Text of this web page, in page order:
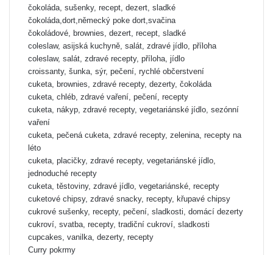
čokoláda, sušenky, recept, dezert, sladké
čokoláda,dort,německý poke dort,svačina
čokoládové, brownies, dezert, recept, sladké
coleslaw, asijská kuchyně, salát, zdravé jídlo, příloha
coleslaw, salát, zdravé recepty, příloha, jídlo
croissanty, šunka, sýr, pečení, rychlé občerstvení
cuketa, brownies, zdravé recepty, dezerty, čokoláda
cuketa, chléb, zdravé vaření, pečení, recepty
cuketa, nákyp, zdravé recepty, vegetariánské jídlo, sezónní
vaření
cuketa, pečená cuketa, zdravé recepty, zelenina, recepty na
léto
cuketa, placičky, zdravé recepty, vegetariánské jídlo,
jednoduché recepty
cuketa, těstoviny, zdravé jídlo, vegetariánské, recepty
cuketové chipsy, zdravé snacky, recepty, křupavé chipsy
cukrové sušenky, recepty, pečení, sladkosti, domácí dezerty
cukroví, svatba, recepty, tradiční cukroví, sladkosti
cupcakes, vanilka, dezerty, recepty
Curry pokrmy